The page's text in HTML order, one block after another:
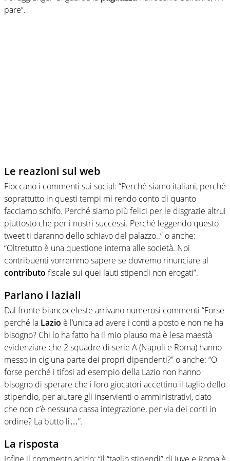
pare”.
Le reazioni sul web
Fioccano i commenti sui social: “Perché siamo italiani, perché
soprattutto in questi tempi mi rendo conto di quanto
facciamo schifo. Perché siamo più felici per le disgrazie altrui
piuttosto che per i nostri successi. Perché leggendo questo
tweet ti daranno dello schiavo del palazzo..” o anche:
“Oltretutto è una questione interna alle società. Noi
contribuenti vorremmo sapere se dovremo rinunciare al
contributo fiscale sui quei lauti stipendi non erogati”.
Parlano i laziali
Dal fronte biancoceleste arrivano numerosi commenti “Forse
perché la Lazio è l’unica ad avere i conti a posto e non ne ha
bisogno? Chi lo ha fatto ha il mio plauso ma è lesa maestà
evidenziare che 2 squadre di serie A (Napoli e Roma) hanno
messo in cig una parte dei propri dipendenti?” o anche: “O
forse perché i tifosi ad esempio della Lazio non hanno
bisogno di sperare che i loro giocatori accettino il taglio dello
stipendio, per aiutare gli inservienti o amministrativi, dato
che non c’è nessuna cassa integrazione, per via dei conti in
ordine? La butto lì…”.
La risposta